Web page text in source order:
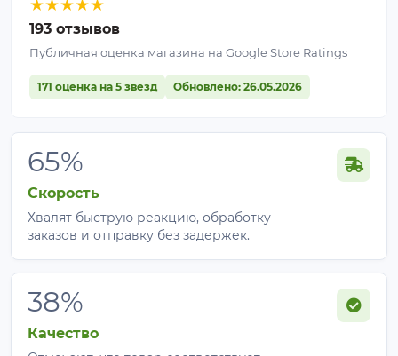
★★★★★
193 отзывов
Публичная оценка магазина на Google Store Ratings
171 оценка на 5 звезд Обновлено: 26.05.2026
65%
Скорость
Хвалят быструю реакцию, обработку
заказов и отправку без задержек.
38%
Качество